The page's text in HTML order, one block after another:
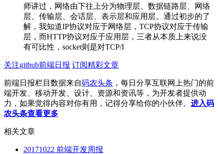
师讲过，网络由下往上分为物理层、数据链路层、网络
层、传输层、会话层、表示层和应用层。通过初步的了
解，我知道IP协议对应于网络层，TCP协议对应于传输
层，而HTTP协议对应于应用层，三者从本质上来说没
有可比性，socket则是对TCP/I
关注github前端日报 订阅精彩文章
前端日报栏目数据来自码农头条 ，每日分享互联网上热门的前
端开发、移动开发、设计、资源和资讯等，为开发者提供动
力，如果觉得内容对你有用，记得分享给你的小伙伴。 进入码
农头条查看更多
相关文章
20171022 前端开发周报